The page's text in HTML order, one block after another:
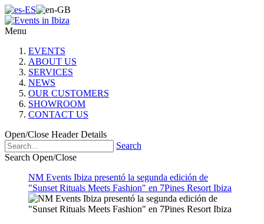
Menu
EVENTS
ABOUT US
SERVICES
NEWS
OUR CUSTOMERS
SHOWROOM
CONTACT US
Open/Close Header Details
Search
Search Open/Close
NM Events Ibiza presentó la segunda edición de
"Sunset Rituals Meets Fashion" en 7Pines Resort Ibiza